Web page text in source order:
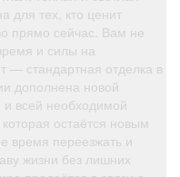
для тех, кто ценит
прямо сейчас. Вам не
и силы на
— стандартная отделка в
дополнена новой
всей необходимой
остаётся новым
время переезжать и
жизни без лишних